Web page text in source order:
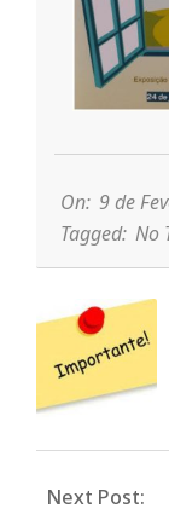
a
Q
u
09
On: 9 de
Tagged: No
Next Post: